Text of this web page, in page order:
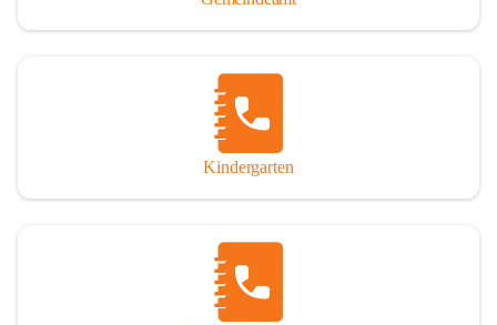
Kindergarten